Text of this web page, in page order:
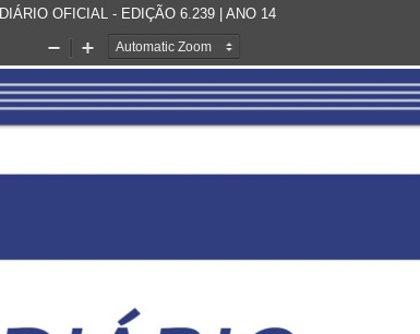
DIÁRIO OFICIAL - EDIÇÃO 6.239 | ANO 14